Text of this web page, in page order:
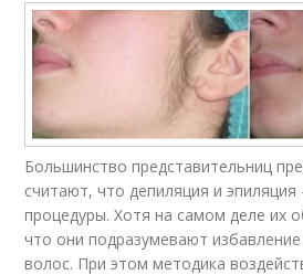
Большинство представительниц
считают, что депиляция и
процедуры. Хотя на самом деле их
что они подразумевают
волос. При этом методика